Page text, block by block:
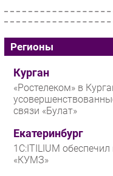
Регионы
Курган
«Ростелеком» в
связи «Булат»
Екатеринбург
1С:ITILIUM
«КУМЗ»